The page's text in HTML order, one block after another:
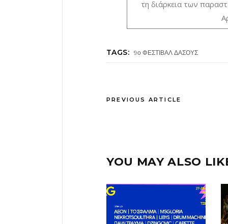
τη διάρκεια των
TAGS: 9ο ΦΕΣΤΙΒΑΛ ΔΑΣΟΥΣ
PREVIOUS ARTICLE
YOU MAY ALSO